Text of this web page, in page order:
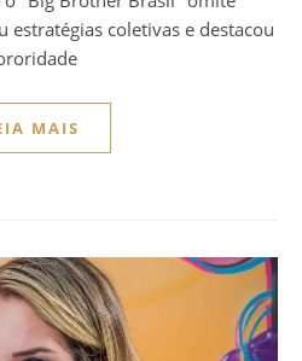
coletivas e destacou
MAIS